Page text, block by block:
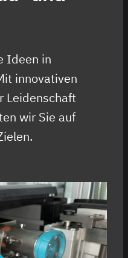
Ideen in
innovativen
Leidenschaft
wir Sie auf